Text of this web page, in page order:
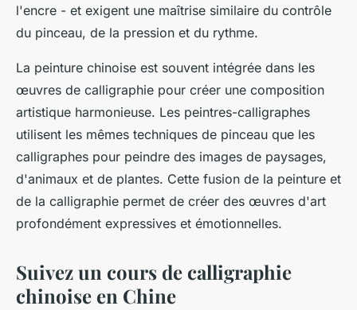
l'encre - et exigent une maîtrise similaire du contrôle
du pinceau, de la pression et du rythme.
La peinture chinoise est souvent intégrée dans les
œuvres de calligraphie pour créer une composition
artistique harmonieuse. Les peintres-calligraphes
utilisent les mêmes techniques de pinceau que les
calligraphes pour peindre des images de paysages,
d'animaux et de plantes. Cette fusion de la peinture et
de la calligraphie permet de créer des œuvres d'art
profondément expressives et émotionnelles.
Suivez un cours de calligraphie
chinoise en Chine